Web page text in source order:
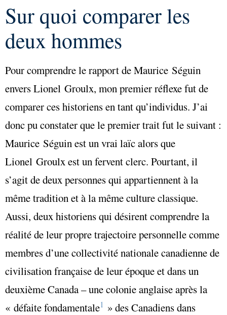
Sur quoi comparer les
deux hommes
Pour comprendre le rapport de Maurice Séguin
envers Lionel Groulx, mon premier réflexe fut de
comparer ces historiens en tant qu’individus. J’ai
donc pu constater que le premier trait fut le suivant :
Maurice Séguin est un vrai laïc alors que
Lionel Groulx est un fervent clerc. Pourtant, il
s’agit de deux personnes qui appartiennent à la
même tradition et à la même culture classique.
Aussi, deux historiens qui désirent comprendre la
réalité de leur propre trajectoire personnelle comme
membres d’une collectivité nationale canadienne de
civilisation française de leur époque et dans un
deuxième Canada – une colonie anglaise après la
« défaite fondamentale1 » des Canadiens dans